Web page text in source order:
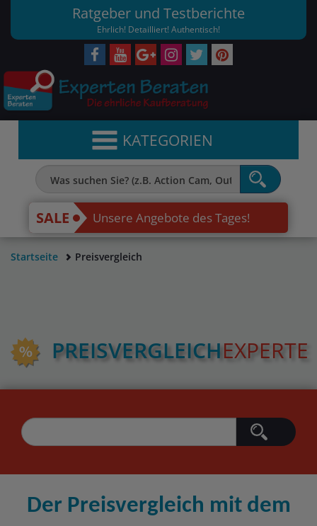
Ratgeber und Testberichte
Ehrlich! Detailliert! Authentisch!
KATEGORIEN
SALE Unsere Angebote des Tages!
Startseite Preisvergleich
PREIS­VERGLEICHEXPERTE
Der Preisvergleich mit dem